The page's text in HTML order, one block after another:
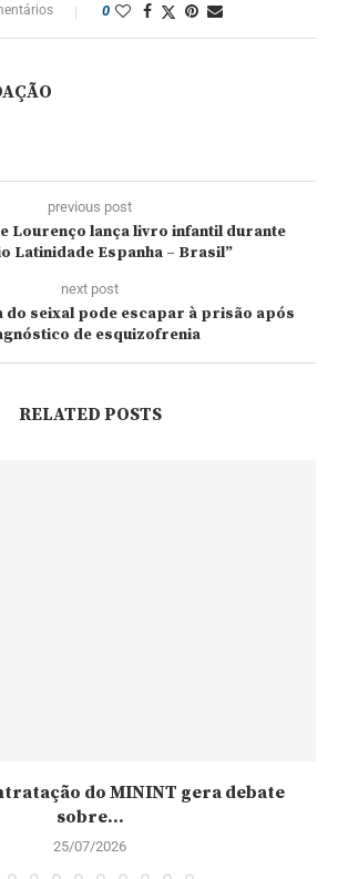
0
previous post
Lourenço lança livro infantil durante
Latinidade Espanha – Brasil”
next post
do seixal pode escapar à prisão após
de esquizofrenia
RELATED POSTS
do MININT gera debate
sobre...
25/07/2026